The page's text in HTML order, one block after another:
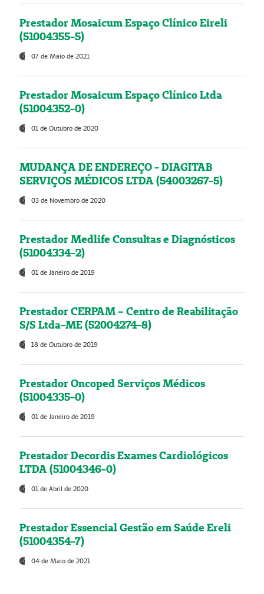
Prestador Mosaicum Espaço Clínico Eireli
(51004355-5)
07 de Maio de 2021
Prestador Mosaicum Espaço Clínico Ltda
(51004352-0)
01 de Outubro de 2020
MUDANÇA DE ENDEREÇO - DIAGITAB
SERVIÇOS MÉDICOS LTDA (54003267-5)
03 de Novembro de 2020
Prestador Medlife Consultas e Diagnósticos
(51004334-2)
01 de Janeiro de 2019
Prestador CERPAM – Centro de Reabilitação
S/S Ltda-ME (52004274-8)
18 de Outubro de 2019
Prestador Oncoped Serviços Médicos
(51004335-0)
01 de Janeiro de 2019
Prestador Decordis Exames Cardiológicos
LTDA (51004346-0)
01 de Abril de 2020
Prestador Essencial Gestão em Saúde Ereli
(51004354-7)
04 de Maio de 2021